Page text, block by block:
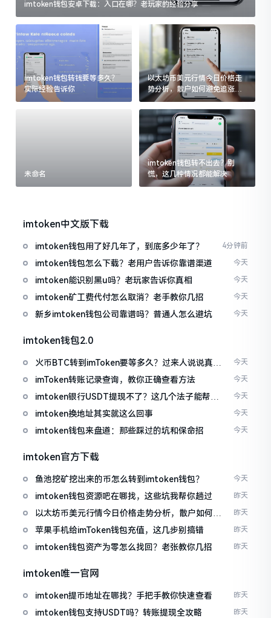
imtoken钱包安卓下载：入口在哪？老玩家的经验分享
imtoken钱包转钱要等多久？
实际经验告诉你
以太坊币美元行情今日价格走
势分析，散户如何避免追涨杀
跌被套牢
未命名
imtoken钱包转不出去？别
慌，这几种情况都能解决
imtoken中文版下载
imtoken钱包用了好几年了，到底多少年了？ 4分钟前
imtoken钱包怎么下载？老用户告诉你靠谱渠道 今天
imtoken能识别黑u吗？老玩家告诉你真相 今天
imtoken矿工费代付怎么取消？老手教你几招 今天
新乡imtoken钱包公司靠谱吗？普通人怎么避坑 今天
imtoken钱包2.0
火币BTC转到imToken要等多久？过来人说说真实
情况
今天
imToken转账记录查询，教你正确查看方法 今天
imtoken银行USDT提现不了？这几个法子能帮你
搞定
今天
imtoken换地址其实就这么回事 今天
imtoken钱包来盘道：那些踩过的坑和保命招 今天
imtoken官方下载
鱼池挖矿挖出来的币怎么转到imtoken钱包？ 今天
imtoken钱包资源吧在哪找，这些坑我帮你趟过 昨天
以太坊币美元行情今日价格走势分析，散户如何避
免追涨杀跌被套牢
昨天
苹果手机给imToken钱包充值，这几步别搞错 昨天
imtoken钱包资产为零怎么找回？老张教你几招 昨天
imtoken唯一官网
imtoken提币地址在哪找？手把手教你快速查看 昨天
imtoken钱包支持USDT吗？转账提现全攻略 昨天